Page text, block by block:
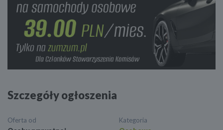
Szczegóły ogłoszenia
Oferta od Kategoria